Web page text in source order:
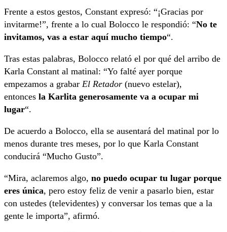
Frente a estos gestos, Constant expresó: “¡Gracias por
invitarme!”, frente a lo cual Bolocco le respondió: “No te
invitamos, vas a estar aquí mucho tiempo“.
Tras estas palabras, Bolocco relató el por qué del arribo de
Karla Constant al matinal: “Yo falté ayer porque
empezamos a grabar El Retador (nuevo estelar),
entonces la Karlita generosamente va a ocupar mi
lugar“.
De acuerdo a Bolocco, ella se ausentará del matinal por lo
menos durante tres meses, por lo que Karla Constant
conducirá “Mucho Gusto”.
“Mira, aclaremos algo, no puedo ocupar tu lugar porque
eres única, pero estoy feliz de venir a pasarlo bien, estar
con ustedes (televidentes) y conversar los temas que a la
gente le importa”, afirmó.